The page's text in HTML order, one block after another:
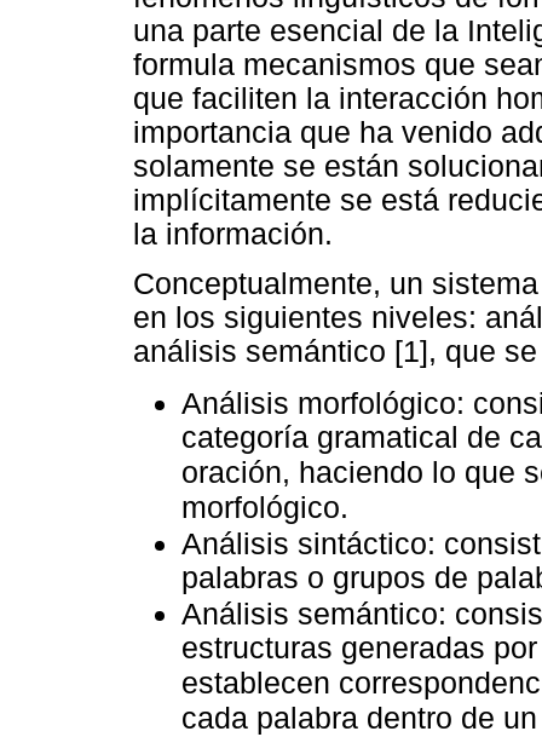
una parte esencial de la
formula mecanismos que
que faciliten la interacción
importancia que ha venido
solamente se están
implícitamente se está
la información.
Conceptualmente, un
en los siguientes niveles:
análisis semántico [1], que
Análisis morfológico:
categoría gramatical de
oración, haciendo lo que
morfológico.
Análisis sintáctico:
palabras o grupos de
Análisis semántico:
estructuras generadas
establecen
cada palabra dentro de